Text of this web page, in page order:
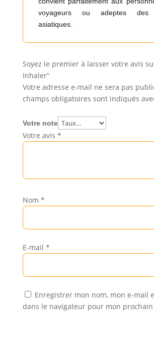
voyageurs ou adeptes des
asiatiques.
Soyez le premier à laisser votre avis
Inhaler”
Votre adresse e-mail ne sera pas
champs obligatoires sont indiqués
Votre note
Votre avis *
Nom *
E-mail *
Enregistrer mon nom, mon e-mail
dans le navigateur pour mon